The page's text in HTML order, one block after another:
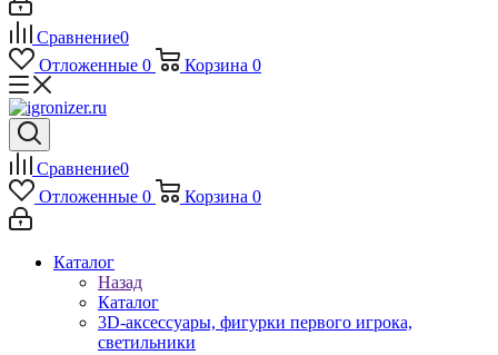
Сравнение0
Отложенные 0 Корзина 0
Сравнение0
Отложенные 0 Корзина 0
Каталог
Назад
Каталог
3D-аксессуары, фигурки первого игрока,
светильники